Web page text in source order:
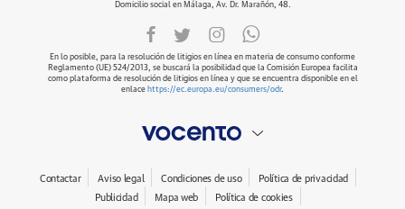
Domicilio social en Málaga, Av. Dr. Marañón, 48.
En lo posible, para la resolución de litigios en línea en materia de consumo conforme
Reglamento (UE) 524/2013, se buscará la posibilidad que la Comisión Europea facilita
como plataforma de resolución de litigios en línea y que se encuentra disponible en el
enlace https://ec.europa.eu/consumers/odr.
Contactar Aviso legal Condiciones de uso
Política de privacidad
Publicidad
Mapa web Política de cookies